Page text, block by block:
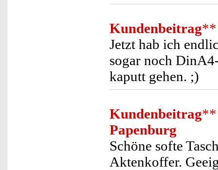
Kundenbeitrag**
Jetzt hab ich
sogar noch
kaputt gehen. ;)
Kundenbeitrag**
Papenburg
Schöne softe
Aktenkoffer.